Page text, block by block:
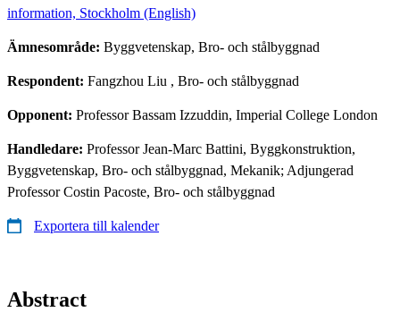
information, Stockholm (English)
Ämnesområde: Byggvetenskap, Bro- och stålbyggnad
Respondent: Fangzhou Liu , Bro- och stålbyggnad
Opponent: Professor Bassam Izzuddin, Imperial College London
Handledare: Professor Jean-Marc Battini, Byggkonstruktion,
Byggvetenskap, Bro- och stålbyggnad, Mekanik; Adjungerad
Professor Costin Pacoste, Bro- och stålbyggnad
Exportera till kalender
Abstract